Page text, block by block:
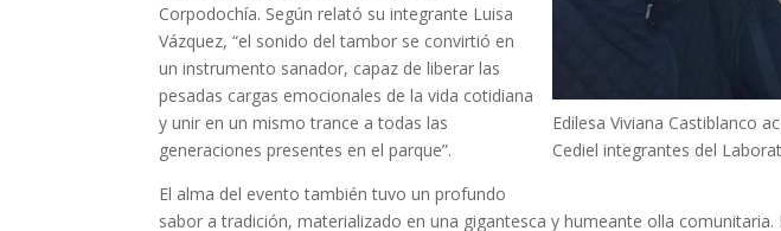
Edilesa Viviana Castiblanco
Cediel integrantes del
Corpodochía. Según relató su integrante Luisa
Vázquez, “el sonido del tambor se convirtió en
un instrumento sanador, capaz de liberar las
pesadas cargas emocionales de la vida cotidiana
y unir en un mismo trance a todas las
generaciones presentes en el parque”.
El alma del evento también tuvo un profundo
sabor a tradición, materializado en una gigantesca y humeante olla